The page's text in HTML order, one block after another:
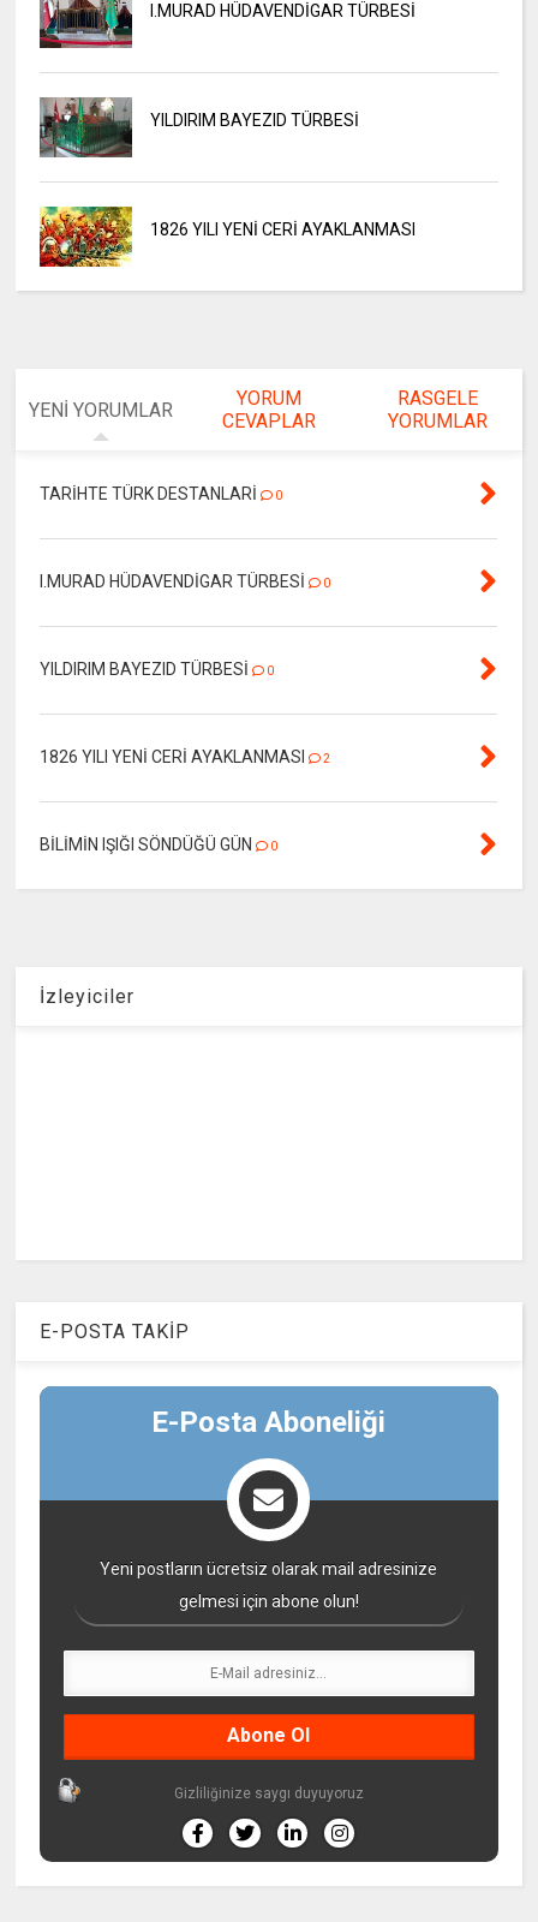
I.MURAD HÜDAVENDİGAR TÜRBESİ
YILDIRIM BAYEZID TÜRBESİ
1826 YILI YENİ CERİ AYAKLANMASI
YENİ YORUMLAR
YORUM
CEVAPLAR
RASGELE
YORUMLAR
TARİHTE TÜRK DESTANLARİ 0
I.MURAD HÜDAVENDİGAR TÜRBESİ 0
YILDIRIM BAYEZID TÜRBESİ 0
1826 YILI YENİ CERİ AYAKLANMASI 2
BİLİMİN IŞIĞI SÖNDÜĞÜ GÜN 0
İzleyiciler
E-POSTA TAKİP
E-Posta Aboneliği
Yeni postların ücretsiz olarak mail adresinize
gelmesi için abone olun!
Gizliliğinize saygı duyuyoruz